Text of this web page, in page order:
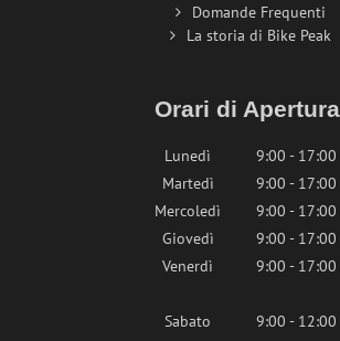
Domande Frequenti
La storia di Bike Peak
Orari di Apertura
Lunedì
9:00 - 17:00
Martedì
9:00 - 17:00
Mercoledì
9:00 - 17:00
Giovedì
9:00 - 17:00
Venerdì
9:00 - 17:00
Sabato
9:00 - 12:00